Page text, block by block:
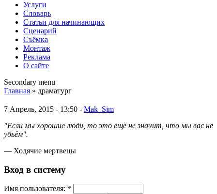
Услуги
Словарь
Статьи для начинающих
Сценарий
Съёмка
Монтаж
Реклама
О сайте
Secondary menu
Главная » драматург
7 Апрель, 2015 - 13:50 - Mak_Sim
"Если мы хорошие люди, то это ещё не значит, что мы вас не
убьём".
— Ходячие мертвецы
Вход в систему
Имя пoльзовaтeля: *